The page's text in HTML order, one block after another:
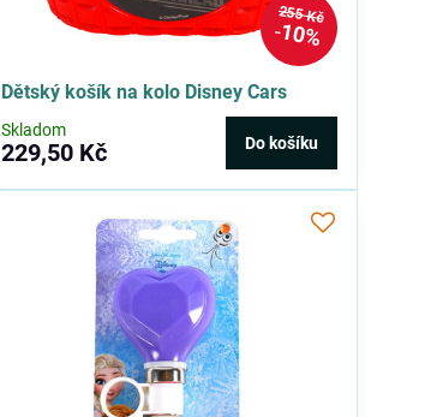
255 Kč
10%
Dětský košík na kolo Disney Cars
Skladom
229,50 Kč Do košíku